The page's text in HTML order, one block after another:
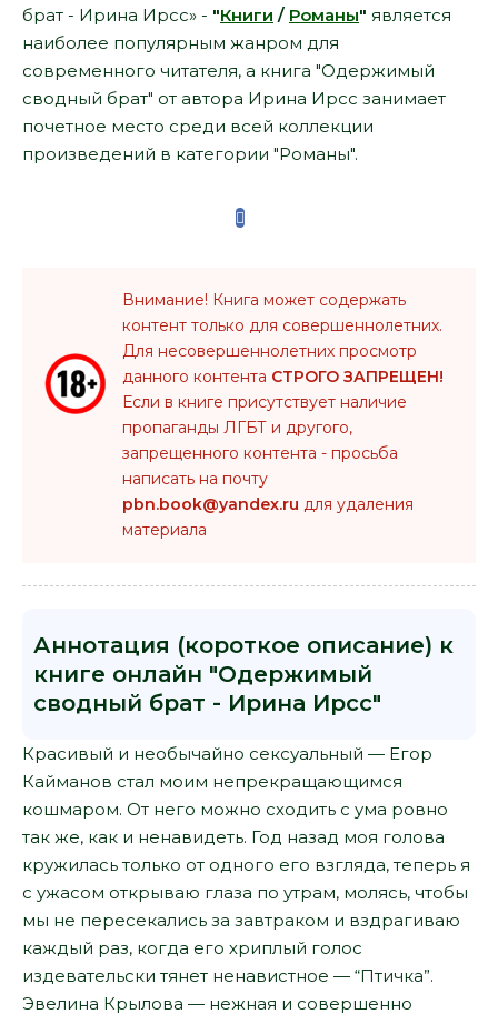
брат - Ирина Ирсс» - "Книги / Романы" является
наиболее популярным жанром для
современного читателя, а книга "Одержимый
сводный брат" от автора Ирина Ирсс занимает
почетное место среди всей коллекции
произведений в категории "Романы".
Внимание! Книга может содержать
контент только для совершеннолетних.
Для несовершеннолетних просмотр
данного контента СТРОГО ЗАПРЕЩЕН!
Если в книге присутствует наличие
пропаганды ЛГБТ и другого,
запрещенного контента - просьба
написать на почту
pbn.book@yandex.ru для удаления
материала
Аннотация (короткое описание) к
книге онлайн "Одержимый
сводный брат - Ирина Ирсс"
Красивый и необычайно сексуальный — Егор
Кайманов стал моим непрекращающимся
кошмаром. От него можно сходить с ума ровно
так же, как и ненавидеть. Год назад моя голова
кружилась только от одного его взгляда, теперь я
с ужасом открываю глаза по утрам, молясь, чтобы
мы не пересекались за завтраком и вздрагиваю
каждый раз, когда его хриплый голос
издевательски тянет ненавистное — “Птичка”.
Эвелина Крылова — нежная и совершенно